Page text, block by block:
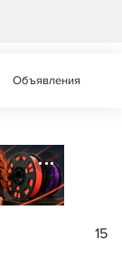
Объявления
15